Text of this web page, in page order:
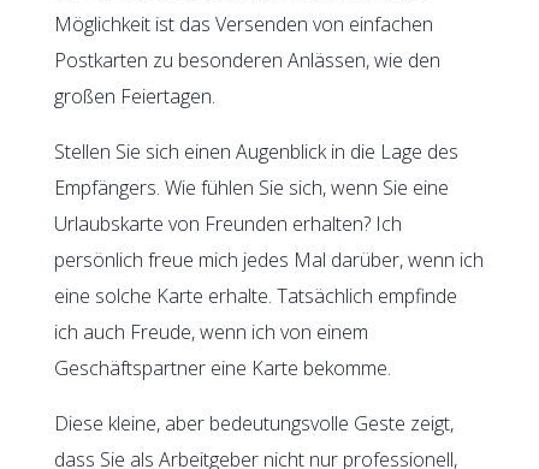
Möglichkeit ist das Versenden von einfachen
Postkarten zu besonderen Anlässen, wie den
großen Feiertagen.
Stellen Sie sich einen Augenblick in die Lage des
Empfängers. Wie fühlen Sie sich, wenn Sie eine
Urlaubskarte von Freunden erhalten? Ich
persönlich freue mich jedes Mal darüber, wenn ich
eine solche Karte erhalte. Tatsächlich empfinde
ich auch Freude, wenn ich von einem
Geschäftspartner eine Karte bekomme.
Diese kleine, aber bedeutungsvolle Geste zeigt,
dass Sie als Arbeitgeber nicht nur professionell,